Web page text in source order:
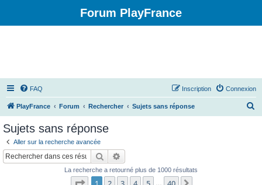
Forum PlayFrance
FAQ Connexion
Inscription
PlayFrance Forum Rechercher Sujets sans réponse
Sujets sans réponse
Aller sur la recherche avancée
Rechercher
La recherche a retourné plus de 1000 résultats
Page 1sur40